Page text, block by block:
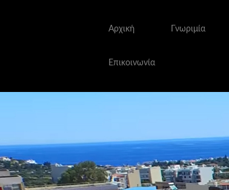
Αρχική Γνωριμία
Επικοινωνία